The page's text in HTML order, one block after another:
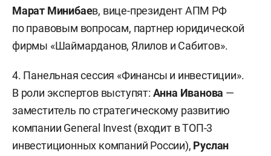
Марат Минибаев, вице-президент АПМ РФ
по правовым вопросам, партнер юридической
фирмы «Шаймарданов, Ялилов и Сабитов».
4. Панельная сессия «Финансы и инвестиции».
В роли экспертов выступят: Анна Иванова —
заместитель по стратегическому развитию
компании General Invest (входит в ТОП-3
инвестиционных компаний России), Руслан